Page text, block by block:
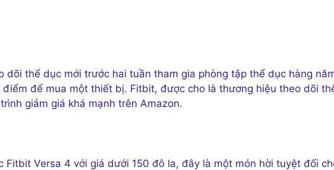
dõi thể dục mới trước hai tuần tham gia phòng tập thể dục hàng
để mua một thiết bị. Fitbit, được cho là thương hiệu theo dõi
giảm giá khá mạnh trên Amazon.
Fitbit Versa 4 với giá dưới 150 đô la, đây là một món hời tuyệt đối